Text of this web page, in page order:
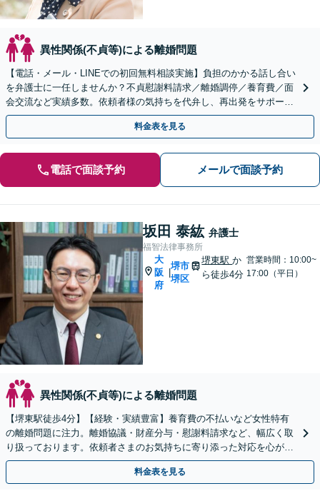
異性関係(不貞等)による離婚問題
【電話・メール・LINEでの初回無料相談実施】負担のかかる話し合い
を弁護士に一任しませんか？不貞慰謝料請求／離婚調停／養育費／面
会交流など実績多数。依頼者様の気持ちを代弁し、再出発をサポート
【完全個室】
料金表を見る
電話で面談予約 メールで面談予約
坂田 泰紘 弁護士
福智法律事務所
大
阪
府
|
堺市
堺区
堺東駅か
ら徒歩4分
営業時間：10:00~
17:00（平日）
異性関係(不貞等)による離婚問題
【堺東駅徒歩4分】【経験・実績豊富】養育費の不払いなど女性特有
の離婚問題に注力。離婚協議・財産分与・慰謝料請求など、幅広く取
り扱っております。依頼者さまのお気持ちに寄り添った対応を心がけ
ます。【夜間・休日対応可能】【完全個室完備】
料金表を見る